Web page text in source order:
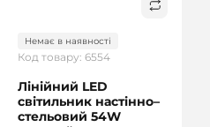
Немає в наявності
Код товару: 6554
Лінійний LED
світильник настінно–
стельовий 54W